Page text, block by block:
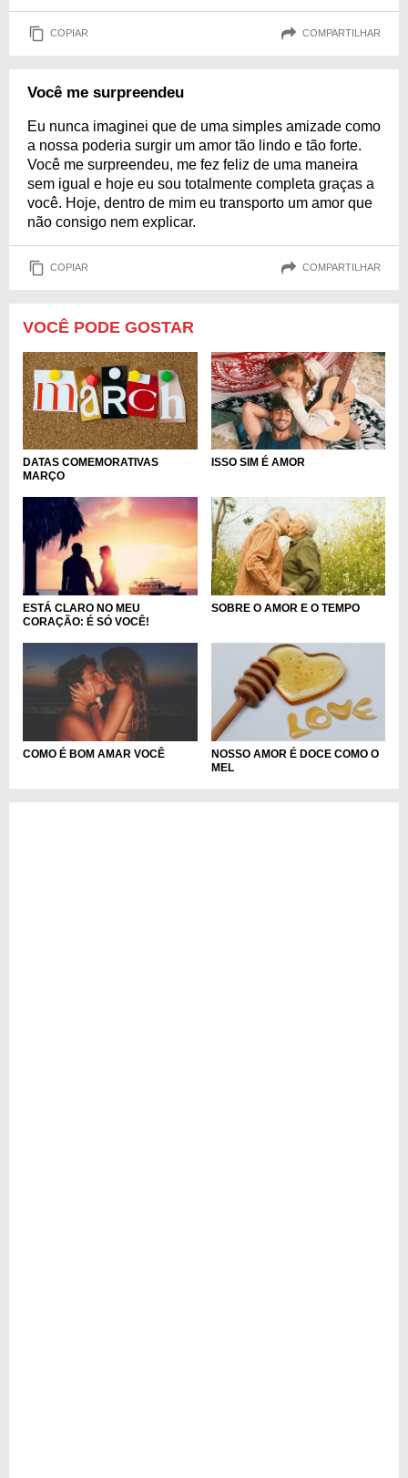
COPIAR COMPARTILHAR
Você me surpreendeu
Eu nunca imaginei que de uma simples amizade como
a nossa poderia surgir um amor tão lindo e tão forte.
Você me surpreendeu, me fez feliz de uma maneira
sem igual e hoje eu sou totalmente completa graças a
você. Hoje, dentro de mim eu transporto um amor que
não consigo nem explicar.
COPIAR COMPARTILHAR
VOCÊ PODE GOSTAR
DATAS COMEMORATIVAS
MARÇO
ISSO SIM É AMOR
ESTÁ CLARO NO MEU
CORAÇÃO: É SÓ VOCÊ!
SOBRE O AMOR E O TEMPO
COMO É BOM AMAR VOCÊ
NOSSO AMOR É DOCE COMO O
MEL